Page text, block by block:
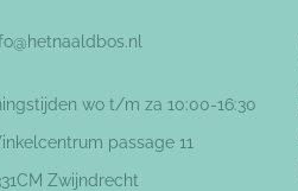
wo t/m za 10:00-16:30
passage 11
Zwijndrecht